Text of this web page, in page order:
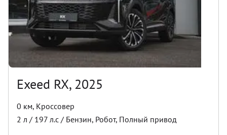
Exeed RX, 2025
0 км, Кроссовер
2 л / 197 л.с / Бензин, Робот, Полный привод